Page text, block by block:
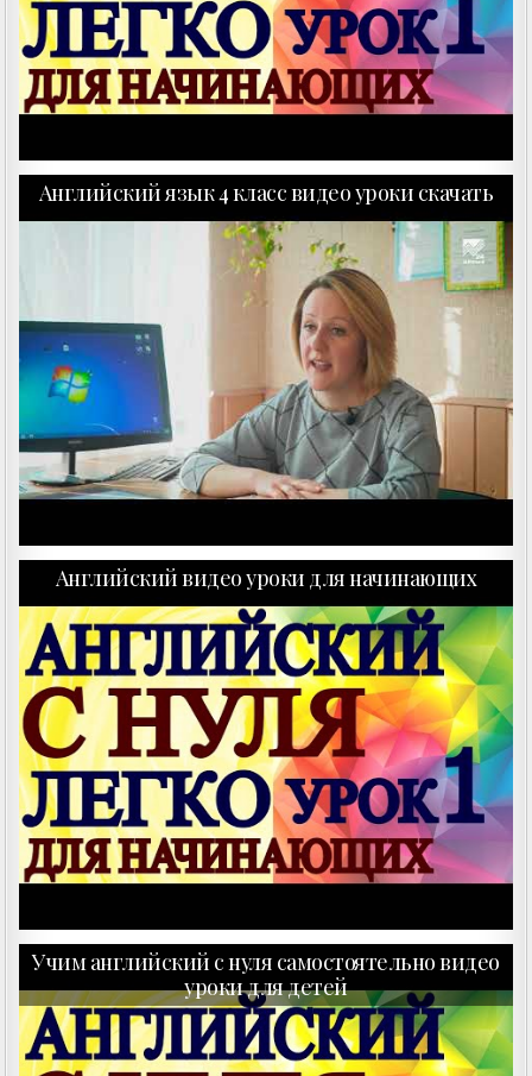
Английский язык 4 класс видео уроки скачать
Английский видео уроки для начинающих
Учим английский с нуля самостоятельно видео
уроки для детей